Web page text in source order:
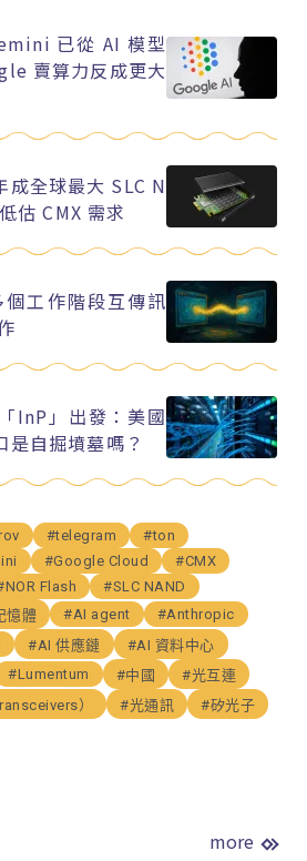
已從 AI 模型
賣算力反成更大
全球最大 SLC N
估 CMX 需求
工作階段互傳訊
InP」出發：美國
是自掘墳墓嗎？
#telegram
#ton
#Google Cloud
#CMX
Flash
#SLC NAND
憶體 #AI agent
#Anthropic
#AI 供應鏈
#AI 資料中心
#Lumentum #中國
#光互連
）
#光通訊
#矽光子
more